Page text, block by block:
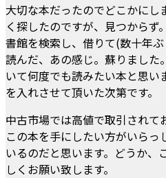
大切な本だったのでどこかにし
く探したのですが、見つからず
書館を検索し、借りて(数十年
読んだ、あの感じ。蘇りました
いて何度でも読みたい本と思
を入れさせて頂いた次第です。
中古市場では高値で取引されて
この本を手にしたい方がいらっ
いるのだと思います。どうか、
しくお願い致します。